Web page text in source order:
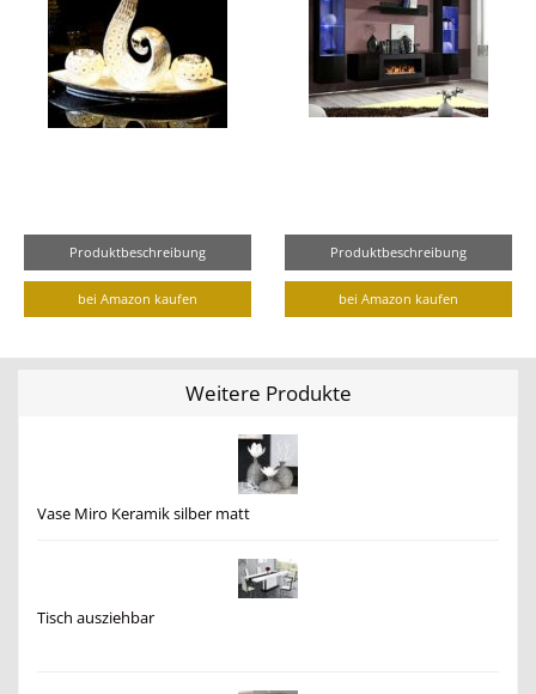
Produktbeschreibung
bei Amazon kaufen
Produktbeschreibung
bei Amazon kaufen
Weitere Produkte
Vase Miro Keramik silber matt
Tisch ausziehbar